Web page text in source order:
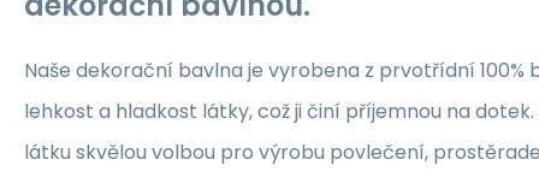
Naše dekorační bavlna je vyrobena z prvotřídní 100%
lehkost a hladkost látky, což ji činí příjemnou na
látku skvělou volbou pro výrobu povlečení,